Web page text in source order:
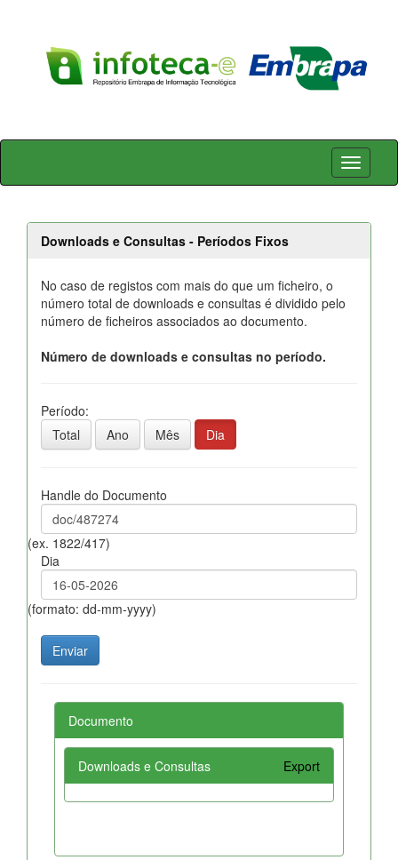
Skip
Downloads e Consultas - Períodos Fixos
No caso de registos com mais do que um ficheiro, o
número total de downloads e consultas é dividido pelo
número de ficheiros associados ao documento.
Número de downloads e consultas no período.
Período:
Total
Ano Mês Dia
Handle do Documento
(ex. 1822/417)
Dia
(formato: dd-mm-yyyy)
Documento
Downloads e Consultas Export